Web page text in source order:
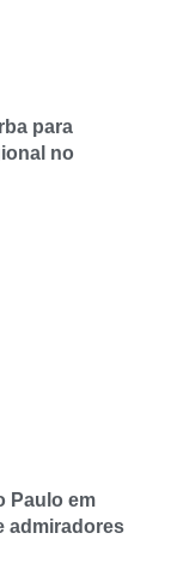
para
no
Paulo em
admiradores